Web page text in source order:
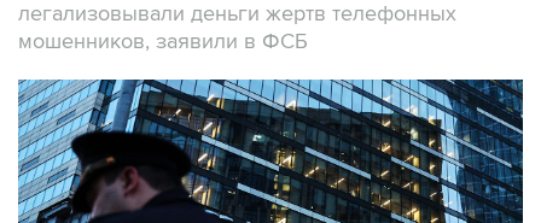
легализовывали деньги жертв телефонных
мошенников, заявили в ФСБ